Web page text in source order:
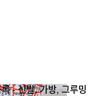
- 신발, 가방, 그루밍